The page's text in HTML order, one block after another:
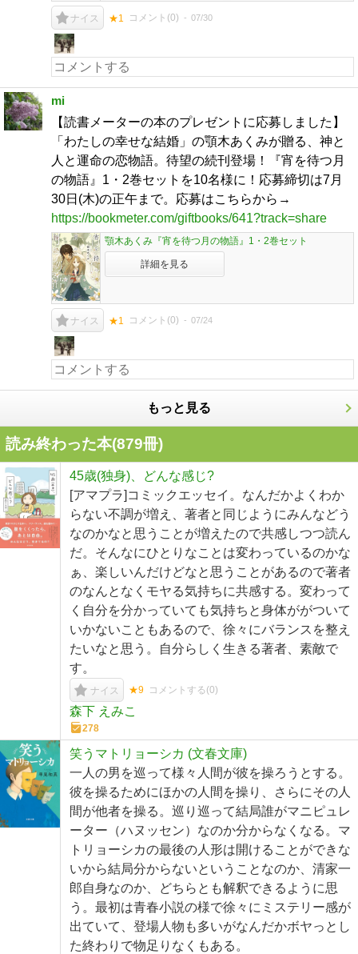
ナイス ★1 コメント(0) 07/30
mi
【読書メーターの本のプレゼントに応募しました】
「わたしの幸せな結婚」の顎木あくみが贈る、神と
人と運命の恋物語。待望の続刊登場！『宵を待つ月
の物語』1・2巻セットを10名様に！応募締切は7月
30日(木)の正午まで。応募はこちらから→
https://bookmeter.com/giftbooks/641?track=share
顎木あくみ『宵を待つ月の物語』1・2巻セット
詳細を見る
ナイス ★1 コメント(0) 07/24
もっと見る
読み終わった本(879冊)
45歳(独身)、どんな感じ?
[アマプラ]コミックエッセイ。なんだかよくわか
らない不調が増え、著者と同じようにみんなどう
なのかなと思うことが増えたので共感しつつ読ん
だ。そんなにひとりなことは変わっているのかな
ぁ、楽しいんだけどなと思うことがあるので著者
のなんとなくモヤる気持ちに共感する。変わって
く自分を分かっていても気持ちと身体ががついて
いかないこともあるので、徐々にバランスを整え
たいなと思う。自分らしく生きる著者、素敵で
す。
ナイス ★9 コメントする(0)
森下 えみこ
278
笑うマトリョーシカ (文春文庫)
一人の男を巡って様々人間が彼を操ろうとする。
彼を操るためにほかの人間を操り、さらにその人
間が他者を操る。巡り巡って結局誰がマニピュレ
ーター（ハヌッセン）なのか分からなくなる。マ
トリョーシカの最後の人形は開けることができな
いから結局分からないということなのか、清家一
郎自身なのか、どちらとも解釈できるように思
う。最初は青春小説の様で徐々にミステリー感が
出ていて、登場人物も多いがなんだかボヤっとし
た終わりで物足りなくもある。